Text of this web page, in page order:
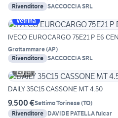
Rivenditore SACCOCCIA SRL
Vetrina
IVECO EUROCARGO 75E21 P E6
Grottammare(AP)
Rivenditore SACCOCCIA SRL
19
DAILY 35C15 CASSONE MT 4.50
9.500 €Settimo Torinese(TO)
Rivenditore DAVIDE PATELLA fulcar